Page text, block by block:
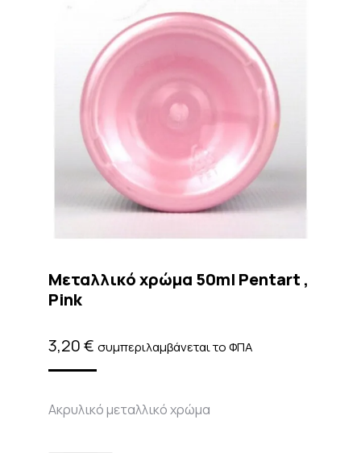
Μεταλλικό χρώμα 50ml Pentart ,
Pink
3,20€ συμπεριλαμβάνεται το ΦΠΑ
Ακρυλικό μεταλλικό χρώμα